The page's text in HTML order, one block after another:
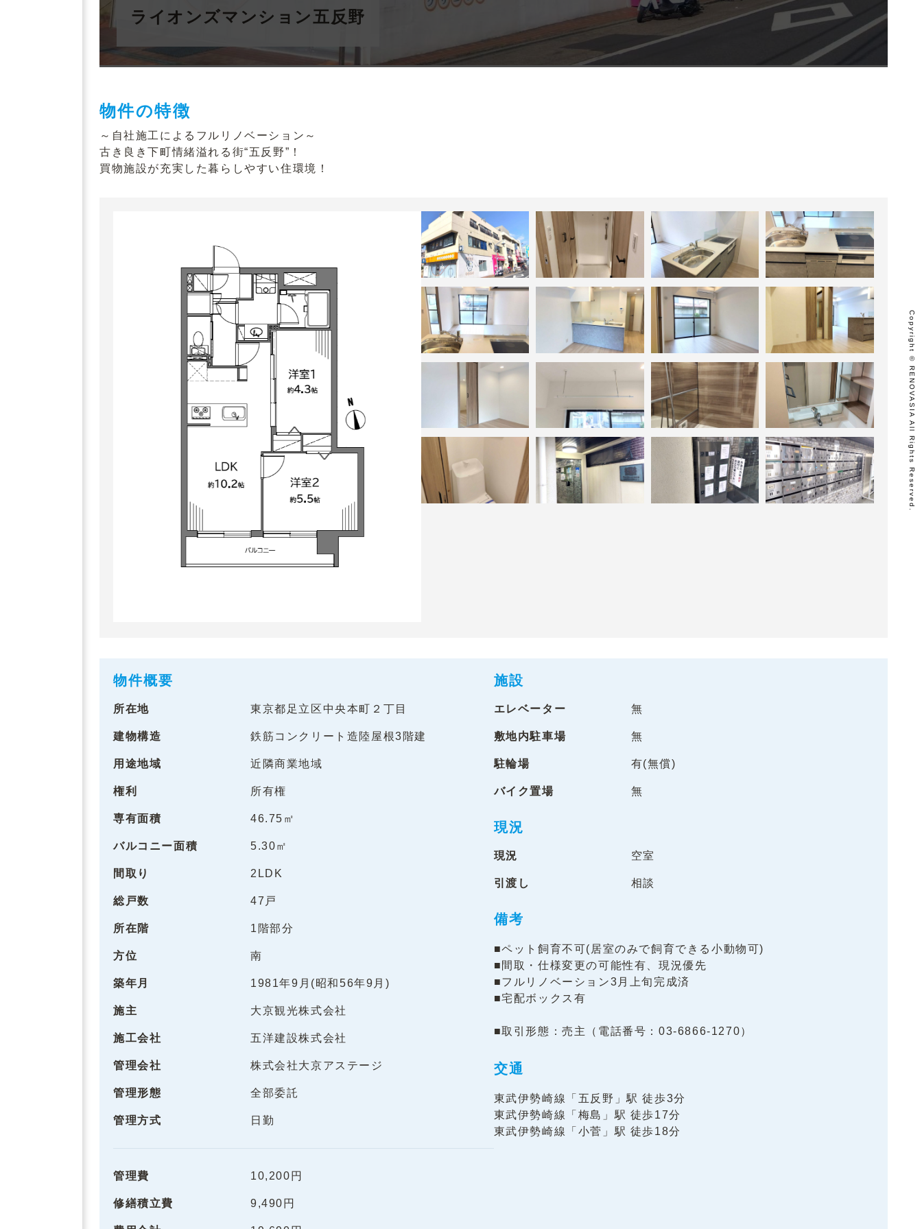
ライオンズマンション五反野
物件の特徴
～自社施工によるフルリノベーション～
古き良き下町情緒溢れる街“五反野”！
買物施設が充実した暮らしやすい住環境！
物件概要
所在地 東京都足立区中央本町２丁目
建物構造 鉄筋コンクリート造陸屋根3階建
用途地域 近隣商業地域
権利 所有権
専有面積 46.75㎡
バルコニー面積 5.30㎡
間取り 2LDK
総戸数 47戸
所在階 1階部分
方位 南
築年月 1981年9月(昭和56年9月)
施主 大京観光株式会社
施工会社 五洋建設株式会社
管理会社 株式会社大京アステージ
管理形態 全部委託
管理方式 日勤
管理費 10,200円
修繕積立費 9,490円
施設
エレベーター 無
敷地内駐車場 無
駐輪場 有(無償)
バイク置場 無
現況
現況 空室
引渡し 相談
備考
■ペット飼育不可(居室のみで飼育できる小動物可)
■間取・仕様変更の可能性有、現況優先
■フルリノベーション3月上旬完成済
■宅配ボックス有
■取引形態：売主（電話番号：03-6866-1270）
交通
東武伊勢崎線「五反野」駅 徒歩3分
東武伊勢崎線「梅島」駅 徒歩17分
東武伊勢崎線「小菅」駅 徒歩18分
Copyright © RENOVASIA All Rights Reserved.